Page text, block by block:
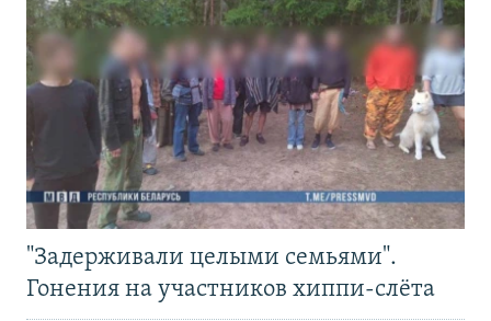
"Задерживали целыми семьями".
Гонения на участников хиппи-слёта